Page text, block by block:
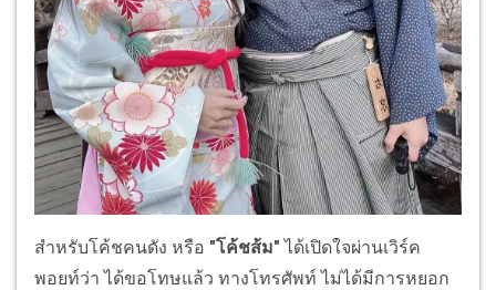
สำหรับโค้ชคนดัง หรือ "โค้ชส้ม" ได้เปิดใจผ่านเวิร์ค
พอยท์ว่า ได้ขอโทษแล้ว ทางโทรศัพท์ ไม่ได้มีการหยอก